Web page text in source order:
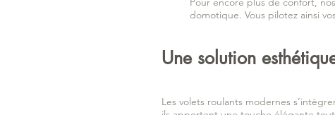
domotique. Vous pilotez ainsi
Une solution
Les volets roulants modernes